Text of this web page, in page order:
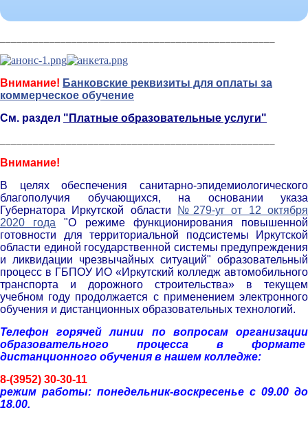
Внимание! Банковские реквизиты для оплаты за
коммерческое обучение
См. раздел "Платные образовательные услуги"
Внимание!
В целях обеспечения санитарно-эпидемиологического
благополучия обучающихся, на основании указа
Губернатора Иркутской области
№279-уг от 12 октября
2020 года "О режиме функционирования повышенной
готовности для территориальной подсистемы Иркутской
области единой государственной системы предупреждения
и ликвидации чрезвычайных ситуаций" образовательный
процесс в ГБПОУ ИО «Иркутский колледж автомобильного
транспорта и дорожного строительства» в текущем
учебном году продолжается с применением электронного
обучения и дистанционных образовательных технологий.
Телефон горячей линии по вопросам организации
образовательного процесса в формате
дистанционного обучения в нашем колледже:
8-(3952) 30-30-11
режим работы: понедельник-воскресенье с 09.00 до
18.00.